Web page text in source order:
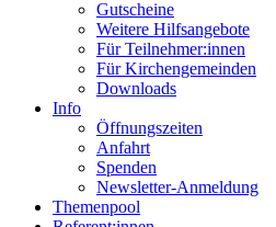
Gutscheine
Weitere Hilfsangebote
Für Teilnehmer:innen
Für Kirchengemeinden
Downloads
Info
Öffnungszeiten
Anfahrt
Spenden
Newsletter-Anmeldung
Themenpool